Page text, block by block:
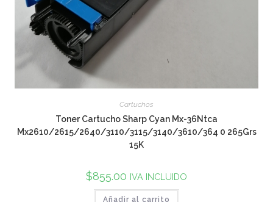
Cartuchos
Toner Cartucho Sharp Cyan Mx-36Ntca
Mx2610/2615/2640/3110/3115/3140/3610/364 0 265Grs
15K
$855.00 IVA INCLUIDO
Añadir al carrito